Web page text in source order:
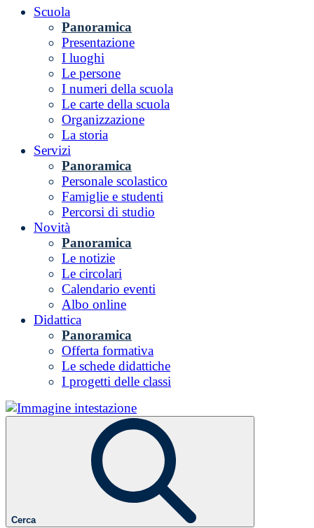
Scuola
Panoramica
Presentazione
I luoghi
Le persone
I numeri della scuola
Le carte della scuola
Organizzazione
La storia
Servizi
Panoramica
Personale scolastico
Famiglie e studenti
Percorsi di studio
Novità
Panoramica
Le notizie
Le circolari
Calendario eventi
Albo online
Didattica
Panoramica
Offerta formativa
Le schede didattiche
I progetti delle classi
Cerca